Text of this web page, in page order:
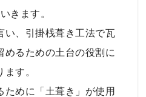
きます。
い、引掛桟葺き工法で瓦
めるための土台の役割に
ます。
ために「土葺き」が使用